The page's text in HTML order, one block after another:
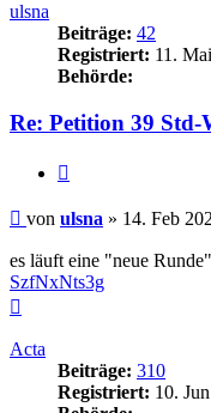
ulsna
Beiträge: 42
Registriert: 11.
Behörde:
Re: Petition 39 Std-
Beitrag
von ulsna » 14. Feb
es läuft eine "neue Runde"
SzfNxNts3g
Acta
Beiträge: 310
Registriert: 10.